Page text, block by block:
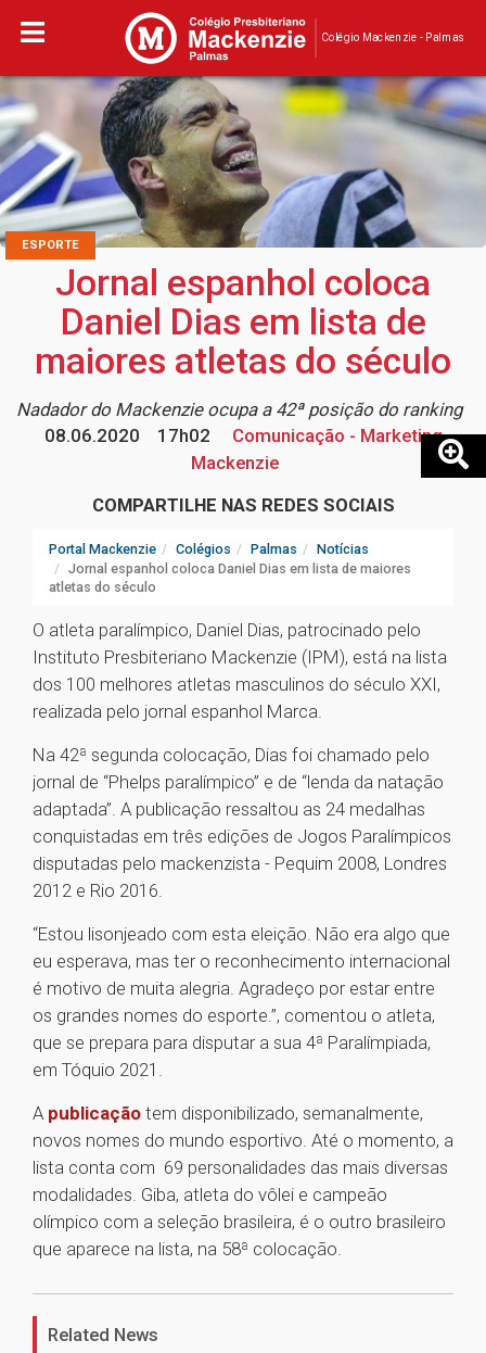
Colégio Mackenzie - Palmas
ESPORTE
Jornal espanhol coloca
Daniel Dias em lista de
maiores atletas do século
Nadador do Mackenzie ocupa a 42ª posição do ranking
08.06.2020
17h02
Comunicação - Marketing
Mackenzie
COMPARTILHE NAS REDES SOCIAIS
Portal Mackenzie Colégios Palmas
Notícias
Jornal espanhol coloca Daniel Dias em lista de maiores
atletas do século
O atleta paralímpico, Daniel Dias, patrocinado pelo
Instituto Presbiteriano Mackenzie (IPM), está na lista
dos 100 melhores atletas masculinos do século XXI,
realizada pelo jornal espanhol Marca.
Na 42ª segunda colocação, Dias foi chamado pelo
jornal de “Phelps paralímpico” e de “lenda da natação
adaptada”. A publicação ressaltou as 24 medalhas
conquistadas em três edições de Jogos Paralímpicos
disputadas pelo mackenzista - Pequim 2008, Londres
2012 e Rio 2016.
“Estou lisonjeado com esta eleição. Não era algo que
eu esperava, mas ter o reconhecimento internacional
é motivo de muita alegria. Agradeço por estar entre
os grandes nomes do esporte.”, comentou o atleta,
que se prepara para disputar a sua 4ª Paralímpiada,
em Tóquio 2021.
A publicação tem disponibilizado, semanalmente,
novos nomes do mundo esportivo. Até o momento, a
lista conta com 69 personalidades das mais diversas
modalidades. Giba, atleta do vôlei e campeão
olímpico com a seleção brasileira, é o outro brasileiro
que aparece na lista, na 58ª colocação.
1
Related News